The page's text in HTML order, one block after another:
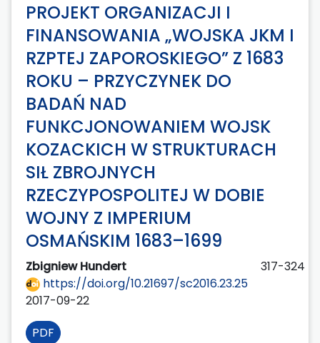
PROJEKT ORGANIZACJI I
FINANSOWANIA „WOJSKA JKM I
RZPTEJ ZAPOROSKIEGO” Z 1683
ROKU – PRZYCZYNEK DO
BADAŃ NAD
FUNKCJONOWANIEM WOJSK
KOZACKICH W STRUKTURACH
SIŁ ZBROJNYCH
RZECZYPOSPOLITEJ W DOBIE
WOJNY Z IMPERIUM
OSMAŃSKIM 1683–1699
Zbigniew Hundert
317-324
https://doi.org/10.21697/sc2016.23.25
2017-09-22
PDF